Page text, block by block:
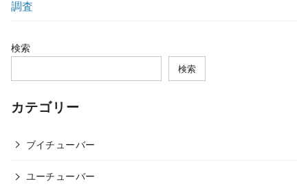
調査
検索
検索
カテゴリー
ブイチューバー
ユーチューバー